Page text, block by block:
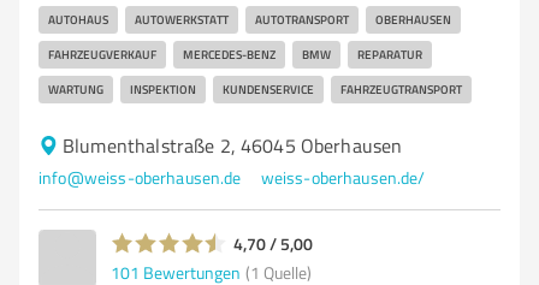
AUTOHAUS AUTOWERKSTATT AUTOTRANSPORT OBERHAUSEN
FAHRZEUGVERKAUF MERCEDES-BENZ BMW REPARATUR
WARTUNG INSPEKTION KUNDENSERVICE FAHRZEUGTRANSPORT
Blumenthalstraße 2, 46045 Oberhausen
info@weiss-oberhausen.de weiss-oberhausen.de/
4,70 / 5,00
101 Bewertungen (1 Quelle)